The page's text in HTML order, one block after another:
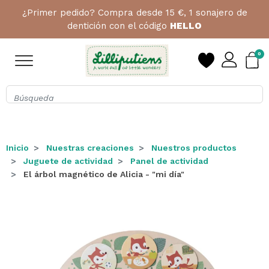
¿Primer pedido? Compra desde 15 €, 1 sonajero de
dentición con el código HELLO
0
Inicio Nuestras creaciones
Nuestros productos
Juguete de actividad
Panel de actividad
El árbol magnético de Alicia - "mi día"